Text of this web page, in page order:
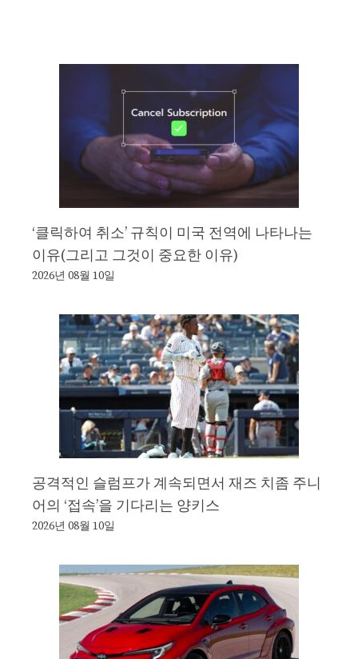
‘클릭하여 취소’ 규칙이 미국 전역에 나타나는
이유(그리고 그것이 중요한 이유)
2026년 08월 10일
공격적인 슬럼프가 계속되면서 재즈 치좀 주니
어의 ‘접속’을 기다리는 양키스
2026년 08월 10일